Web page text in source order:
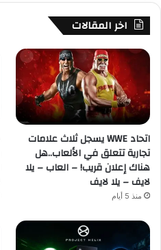
اخر المقالات
اتحاد WWE يسجل ثلاث علامات
تجارية تتعلق في الألعاب..هل
هناك إعلان قريب! – العاب – يلا
لايف – يلا لايف
منذ 5 أيام